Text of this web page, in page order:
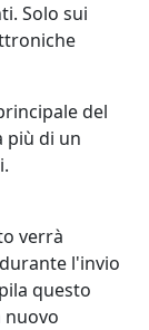
Solo sui
del
più di un
verrà
l'invio
questo
nuovo